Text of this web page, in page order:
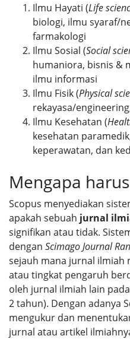
Ilmu Hayati (Life
biologi, ilmu syaraf/
farmakologi
Ilmu Sosial (Social
humaniora, bisnis &
ilmu informasi
Ilmu Fisik (Physical
rekayasa/
Ilmu Kesehatan (
kesehatan
keperawatan, dan
Mengapa
Scopus menyediakan
apakah sebuah jurnal
signifikan atau tidak.
dengan Scimago Journal
sejauh mana jurnal ilmiah
atau tingkat pengaruh
oleh jurnal ilmiah lain
2 tahun). Dengan adanya
mengukur dan
jurnal atau artikel